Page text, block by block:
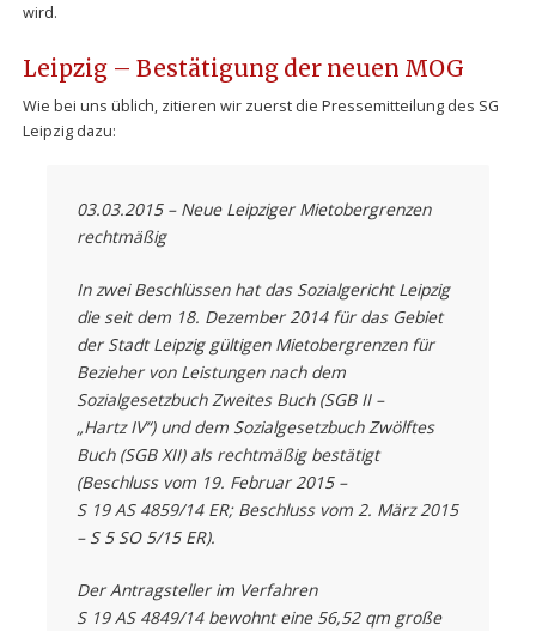
wird.
Leipzig – Bestätigung der neuen MOG
Wie bei uns üblich, zitieren wir zuerst die Pressemitteilung des SG
Leipzig dazu:
03.03.2015 – Neue Leipziger Mietobergrenzen
rechtmäßig
In zwei Beschlüssen hat das Sozialgericht Leipzig
die seit dem 18. Dezember 2014 für das Gebiet
der Stadt Leipzig gültigen Mietobergrenzen für
Bezieher von Leistungen nach dem
Sozialgesetzbuch Zweites Buch (SGB II –
„Hartz IV“) und dem Sozialgesetzbuch Zwölftes
Buch (SGB XII) als rechtmäßig bestätigt
(Beschluss vom 19. Februar 2015 –
S 19 AS 4859/14 ER; Beschluss vom 2. März 2015
– S 5 SO 5/15 ER).
Der Antragsteller im Verfahren
S 19 AS 4849/14 bewohnt eine 56,52 qm große